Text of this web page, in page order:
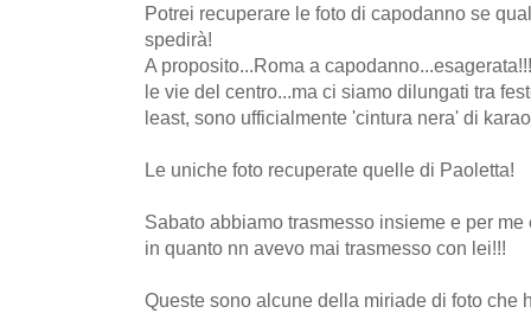
Potrei recuperare le foto di capodanno se
spedirà!
A proposito...Roma a
le vie del centro...ma ci siamo dilungati tra
least, sono ufficialmente 'cintura nera' di
Le uniche foto recuperate quelle di Paoletta!
Sabato abbiamo trasmesso insieme e per
in quanto nn avevo mai trasmesso con lei!!!
Queste sono alcune della miriade di foto che